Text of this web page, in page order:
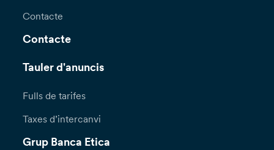
Contacte
Contacte
Tauler d'anuncis
Fulls de tarifes
Taxes d’intercanvi
Grup Banca Etica